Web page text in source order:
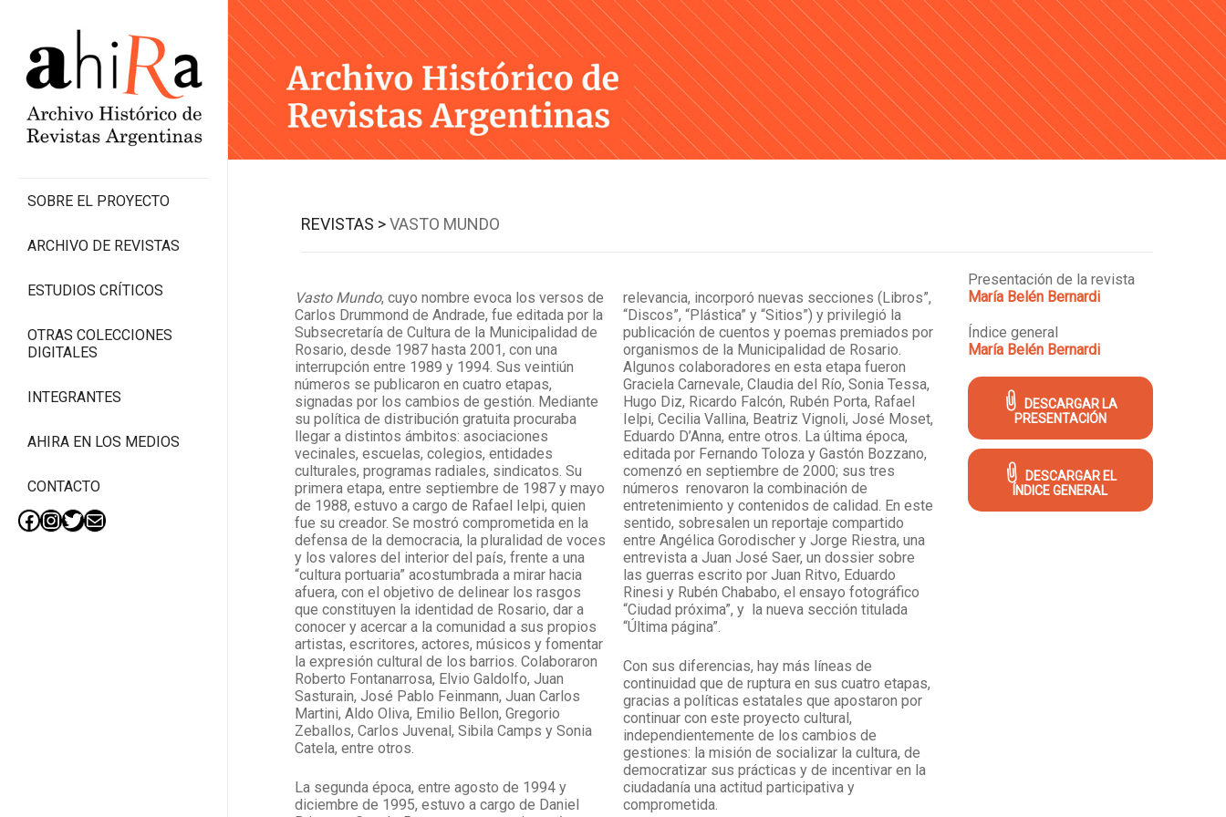
Skip
to
content
SOBRE EL PROYECTO
ARCHIVO DE REVISTAS
ESTUDIOS CRÍTICOS
OTRAS COLECCIONES
DIGITALES
INTEGRANTES
AHIRA EN LOS MEDIOS
CONTACTO
Facebook
Instagram
Twitter
Mail
REVISTAS >VASTO MUNDO
Vasto Mundo, cuyo nombre evoca los versos de
Carlos Drummond de Andrade, fue editada por la
Subsecretaría de Cultura de la Municipalidad de
Rosario, desde 1987 hasta 2001, con una
interrupción entre 1989 y 1994. Sus veintiún
números se publicaron en cuatro etapas,
signadas por los cambios de gestión. Mediante
su política de distribución gratuita procuraba
llegar a distintos ámbitos: asociaciones
vecinales, escuelas, colegios, entidades
culturales, programas radiales, sindicatos. Su
primera etapa, entre septiembre de 1987 y mayo
de 1988, estuvo a cargo de Rafael Ielpi, quien
fue su creador. Se mostró comprometida en la
defensa de la democracia, la pluralidad de voces
y los valores del interior del país, frente a una
“cultura portuaria” acostumbrada a mirar hacia
afuera, con el objetivo de delinear los rasgos
que constituyen la identidad de Rosario, dar a
conocer y acercar a la comunidad a sus propios
artistas, escritores, actores, músicos y fomentar
la expresión cultural de los barrios. Colaboraron
Roberto Fontanarrosa, Elvio Galdolfo, Juan
Sasturain, José Pablo Feinmann, Juan Carlos
Martini, Aldo Oliva, Emilio Bellon, Gregorio
Zeballos, Carlos Juvenal, Sibila Camps y Sonia
Catela, entre otros.
La segunda época, entre agosto de 1994 y
diciembre de 1995, estuvo a cargo de Daniel
relevancia, incorporó nuevas secciones (Libros”,
“Discos”, “Plástica” y “Sitios”) y privilegió la
publicación de cuentos y poemas premiados por
organismos de la Municipalidad de Rosario.
Algunos colaboradores en esta etapa fueron
Graciela Carnevale, Claudia del Río, Sonia Tessa,
Hugo Diz, Ricardo Falcón, Rubén Porta, Rafael
Ielpi, Cecilia Vallina, Beatriz Vignoli, José Moset,
Eduardo D’Anna, entre otros. La última época,
editada por Fernando Toloza y Gastón Bozzano,
comenzó en septiembre de 2000; sus tres
números renovaron la combinación de
entretenimiento y contenidos de calidad. En este
sentido, sobresalen un reportaje compartido
entre Angélica Gorodischer y Jorge Riestra, una
entrevista a Juan José Saer, un dossier sobre
las guerras escrito por Juan Ritvo, Eduardo
Rinesi y Rubén Chababo, el ensayo fotográfico
“Ciudad próxima”, y la nueva sección titulada
“Última página”.
Con sus diferencias, hay más líneas de
continuidad que de ruptura en sus cuatro etapas,
gracias a políticas estatales que apostaron por
continuar con este proyecto cultural,
independientemente de los cambios de
gestiones: la misión de socializar la cultura, de
democratizar sus prácticas y de incentivar en la
ciudadanía una actitud participativa y
comprometida.
Presentación de la revista
María Belén Bernardi
Índice general
María Belén Bernardi
DESCARGAR LA
PRESENTACIÓN
DESCARGAR EL
ÍNDICE GENERAL